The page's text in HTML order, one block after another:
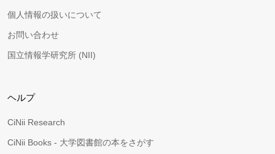
個人情報の扱いについて
お問い合わせ
国立情報学研究所 (NII)
ヘルプ
CiNii Research
CiNii Books - 大学図書館の本をさがす